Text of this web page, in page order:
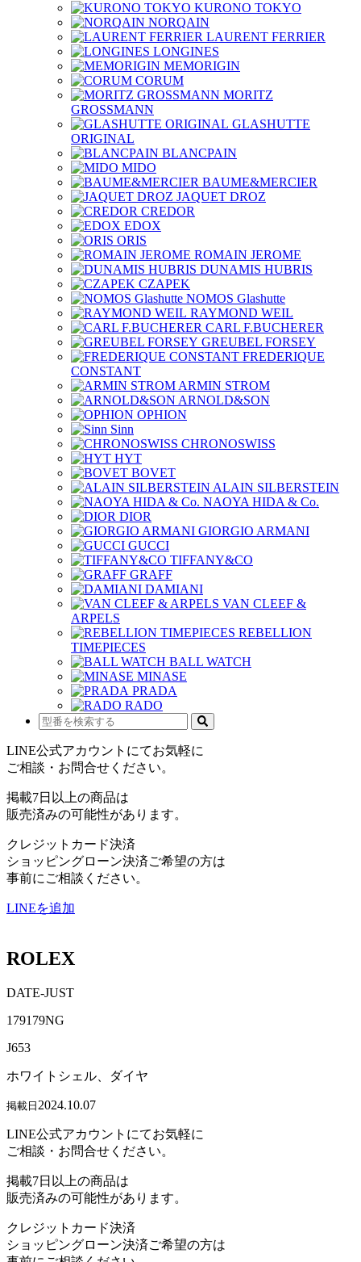
KURONO TOKYO
NORQAIN
LAURENT FERRIER
LONGINES
MEMORIGIN
CORUM
MORITZ
GROSSMANN
GLASHUTTE
ORIGINAL
BLANCPAIN
MIDO
BAUME&MERCIER
JAQUET DROZ
CREDOR
EDOX
ORIS
ROMAIN JEROME
DUNAMIS HUBRIS
CZAPEK
NOMOS Glashutte
RAYMOND WEIL
CARL F.BUCHERER
GREUBEL FORSEY
FREDERIQUE
CONSTANT
ARMIN STROM
ARNOLD&SON
OPHION
Sinn
CHRONOSWISS
HYT
BOVET
ALAIN SILBERSTEIN
NAOYA HIDA & Co.
DIOR
GIORGIO ARMANI
GUCCI
TIFFANY&CO
GRAFF
DAMIANI
VAN CLEEF &
ARPELS
REBELLION
TIMEPIECES
BALL WATCH
MINASE
PRADA
RADO
LINE公式アカウントにてお気軽に
ご相談・お問合せください。
掲載7日以上の商品は
販売済みの可能性があります。
クレジットカード決済
ショッピングローン決済ご希望の方は
事前にご相談ください。
LINEを追加
ROLEX
DATE-JUST
179179NG
J653
ホワイトシェル、ダイヤ
掲載日 2024.10.07
LINE公式アカウントにてお気軽に
ご相談・お問合せください。
掲載7日以上の商品は
販売済みの可能性があります。
クレジットカード決済
ショッピングローン決済ご希望の方は